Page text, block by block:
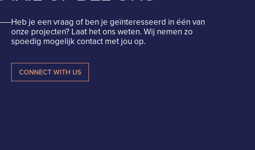
Heb je een vraag of ben je geïnteresseerd in één van
onze projecten? Laat het ons weten. Wij nemen zo
spoedig mogelijk contact met jou op.
CONNECT WITH US